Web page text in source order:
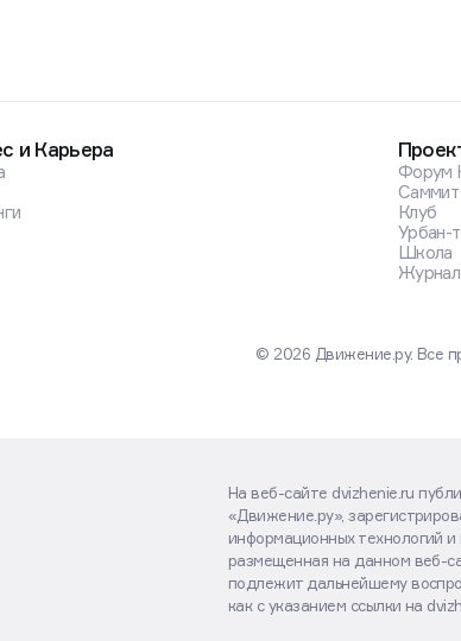
и Карьера
Форум
Саммит
Клуб
Урбан-
Школа
Журнал
© 2026 Движение.ру. Все
На веб-сайте dvizhenie.ru
«Движение.ру»,
информационных технологий
размещенная на данном веб-
подлежит дальнейшему
как с указанием ссылки на